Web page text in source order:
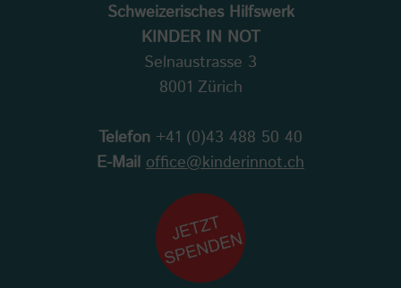
Schweizerisches Hilfswerk
KINDER IN NOT
Selnaustrasse 3
8001 Zürich
Telefon +41 (0)43 488 50 40
E-Mail office@kinderinnot.ch